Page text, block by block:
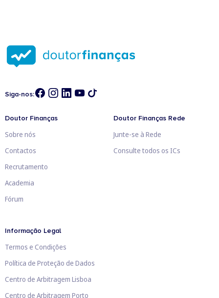
Siga-nos:
Doutor Finanças
Sobre nós
Contactos
Recrutamento
Academia
Fórum
Doutor Finanças Rede
Junte-se à Rede
Consulte todos os ICs
Informação Legal
Termos e Condições
Política de Proteção de Dados
Centro de Arbitragem Lisboa
Centro de Arbitragem Porto